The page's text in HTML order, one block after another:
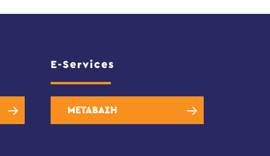
E-Services
ΜΕΤΑΒΑΣΗ